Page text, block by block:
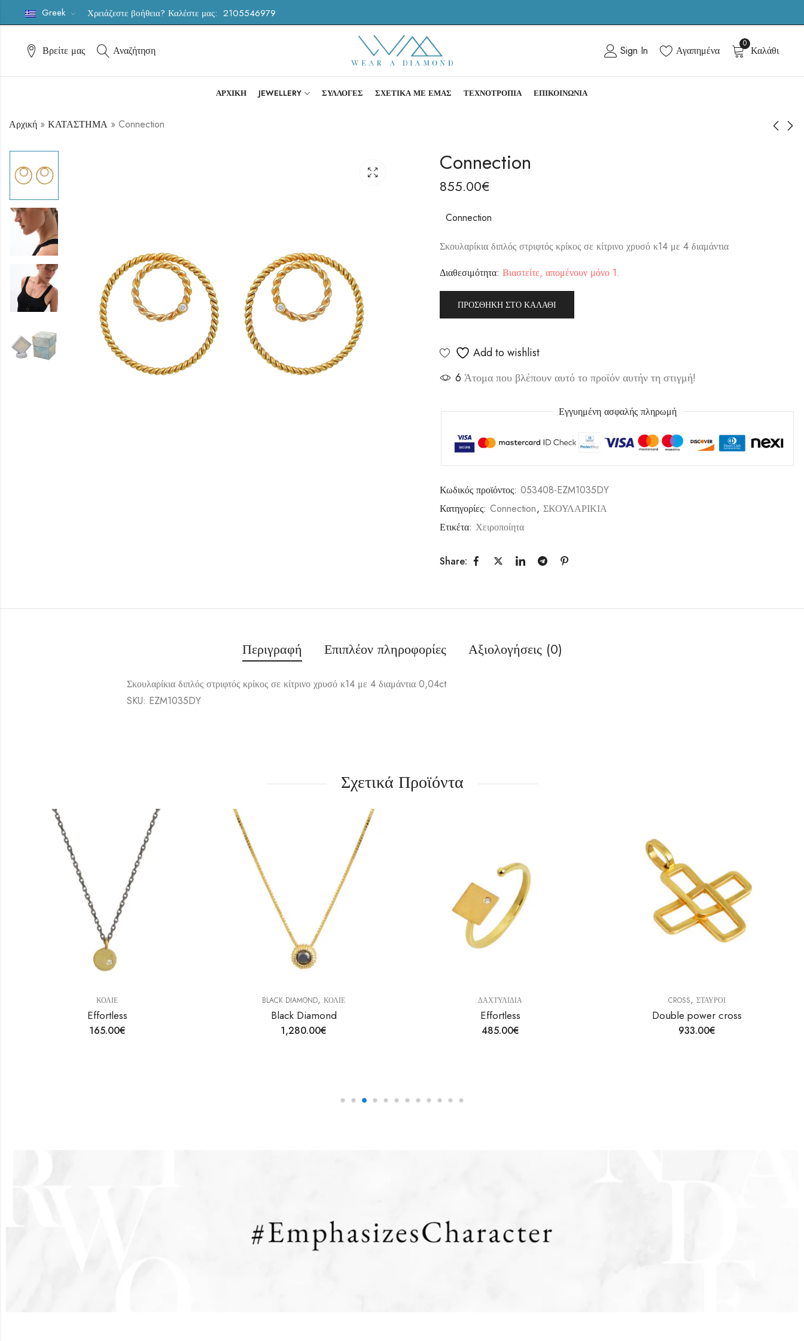
Greek Χρειάζεστε βοήθεια? Καλέστε μας: 2105546979
Βρείτε μας Αναζήτηση Sign In Αγαπημένα
0
Καλάθι
ΑΡΧΙΚΗ JEWELLERY ΣΥΛΛΟΓΕΣ ΣΧΕΤΙΚΑ ΜΕ ΕΜΑΣ ΤΕΧΝΟΤΡΟΠΙΑ ΕΠΙΚΟΙΝΩΝΙΑ
Αρχική » ΚΑΤΑΣΤΗΜΑ » Connection
Connection
855.00€
Connection
Σκουλαρίκια διπλός στριφτός κρίκος σε κίτρινο χρυσό κ14 με 4 διαμάντια
Διαθεσιμότητα: Βιαστείτε, απομένουν μόνο 1.
ΠΡΟΣΘΉΚΗ ΣΤΟ ΚΑΛΆΘΙ
Add to wishlist
6 Άτομα που βλέπουν αυτό το προϊόν αυτήν τη στιγμή!
Εγγυημένη ασφαλής πληρωμή
Κωδικός προϊόντος: 053408-EZM1035DY
Κατηγορίες: Connection, ΣΚΟΥΛΑΡΙΚΙΑ
Ετικέτα: Χειροποίητα
Share:
Περιγραφή Επιπλέον πληροφορίες Αξιολογήσεις (0)
Σκουλαρίκια διπλός στριφτός κρίκος σε κίτρινο χρυσό κ14 με 4 διαμάντια 0,04ct
SKU: EZM1035DY
Σχετικά Προϊόντα
ΚΟΛΙΕ
Effortless
165.00€
BLACK DIAMOND,ΚΟΛΙΕ
Black Diamond
1,280.00€
ΔΑΧΤΥΛΙΔΙΑ
Effortless
485.00€
CROSS,ΣΤΑΥΡΟΙ
Double power cross
933.00€